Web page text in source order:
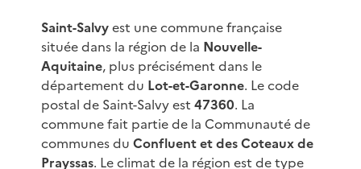
Saint-Salvyest une commune française
située dans la région de la Nouvelle-
Aquitaine, plus précisément dans le
département du Lot-et-Garonne. Le code
postal de Saint-Salvy est 47360. La
commune fait partie de la Communauté de
communes du Confluent et des Coteaux de
Prayssas. Le climat de la région est de type